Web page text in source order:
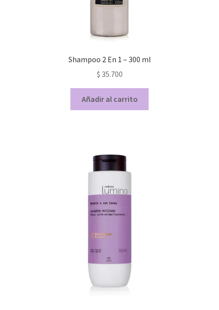
Shampoo 2 En 1 – 300 ml
$ 35.700
Añadir al carrito